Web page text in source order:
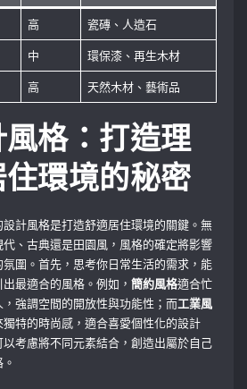
高
瓷磚、人造石
中
環保漆、再生木材
高 天然木材、藝術品
風格：打造理
住環境的秘密
計風格是打造舒適居住環境的關鍵。無
、古典還是田園風，風格的確定將影響
圍。首先，思考你日常生活的需求，能
最適合的風格。例如，簡約風格適合忙
強調空間的開放性與功能性；而工業風
獨特的時尚感，適合喜愛個性化的設計
考慮將不同元素結合，創造出屬於自己